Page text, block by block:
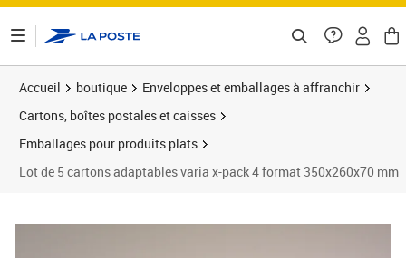
Accueil boutique
Enveloppes et emballages à affranchir
Cartons, boîtes postales et caisses
Emballages pour produits plats
Lot de 5 cartons adaptables varia x-pack 4 format 350x260x70 mm